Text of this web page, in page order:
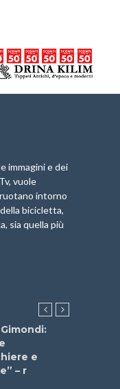
immagini e dei
vuole
intorno
bicicletta,
sia quella più
e
– r